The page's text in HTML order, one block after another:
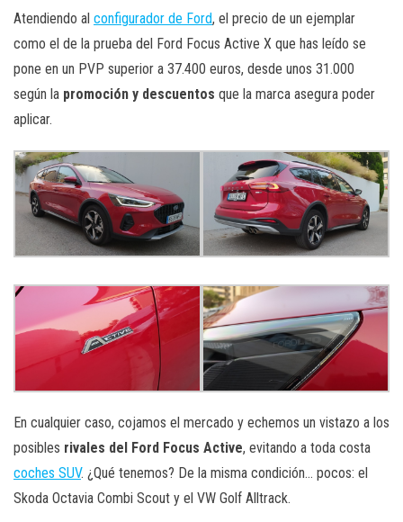
Atendiendo al configurador de Ford, el precio de un ejemplar
como el de la prueba del Ford Focus Active X que has leído se
pone en un PVP superior a 37.400 euros, desde unos 31.000
según la promoción y descuentos que la marca asegura poder
aplicar.
En cualquier caso, cojamos el mercado y echemos un vistazo a los
posibles rivales del Ford Focus Active, evitando a toda costa
coches SUV. ¿Qué tenemos? De la misma condición… pocos: el
Skoda Octavia Combi Scout y el VW Golf Alltrack.